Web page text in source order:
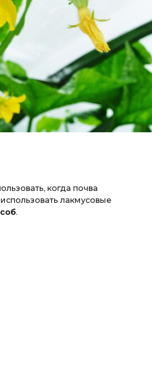
когда почва
лакмусовые
.